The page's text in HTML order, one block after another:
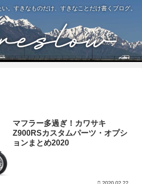
。すきなものだけ、すきなことだけ書くブログ。
マフラー多過ぎ！カワサキ
Z900RSカスタムパーツ・オプシ
ョンまとめ2020
2020.02.22